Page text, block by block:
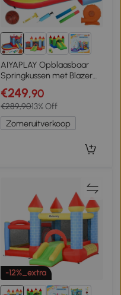
1+
AIYAPLAY Opblaasbaar
Springkussen met Blazer
Glijbaan Trampoline
Plonsbad Waterpistool
342x255x209 cm Blauw
€249,90
€289,9013% Off
Zomeruitverkoop
-12%_extra